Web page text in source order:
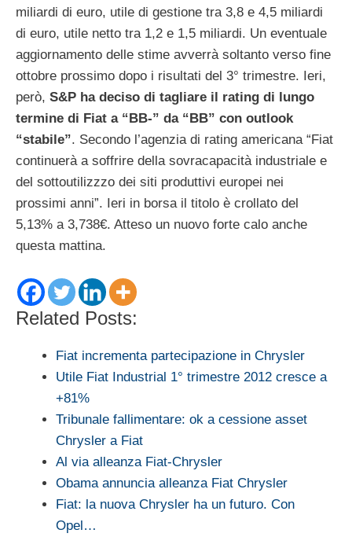
miliardi di euro, utile di gestione tra 3,8 e 4,5 miliardi
di euro, utile netto tra 1,2 e 1,5 miliardi. Un eventuale
aggiornamento delle stime avverrà soltanto verso fine
ottobre prossimo dopo i risultati del 3° trimestre. Ieri,
però, S&P ha deciso di tagliare il rating di lungo
termine di Fiat a “BB-” da “BB” con outlook
“stabile”. Secondo l’agenzia di rating americana “Fiat
continuerà a soffrire della sovracapacità industriale e
del sottoutilizzzo dei siti produttivi europei nei
prossimi anni”. Ieri in borsa il titolo è crollato del
5,13% a 3,738€. Atteso un nuovo forte calo anche
questa mattina.
Related Posts:
Fiat incrementa partecipazione in Chrysler
Utile Fiat Industrial 1° trimestre 2012 cresce a
+81%
Tribunale fallimentare: ok a cessione asset
Chrysler a Fiat
Al via alleanza Fiat-Chrysler
Obama annuncia alleanza Fiat Chrysler
Fiat: la nuova Chrysler ha un futuro. Con
Opel…